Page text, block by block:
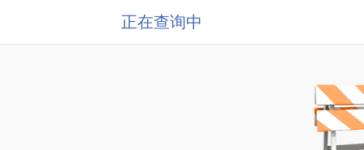
正在查询中